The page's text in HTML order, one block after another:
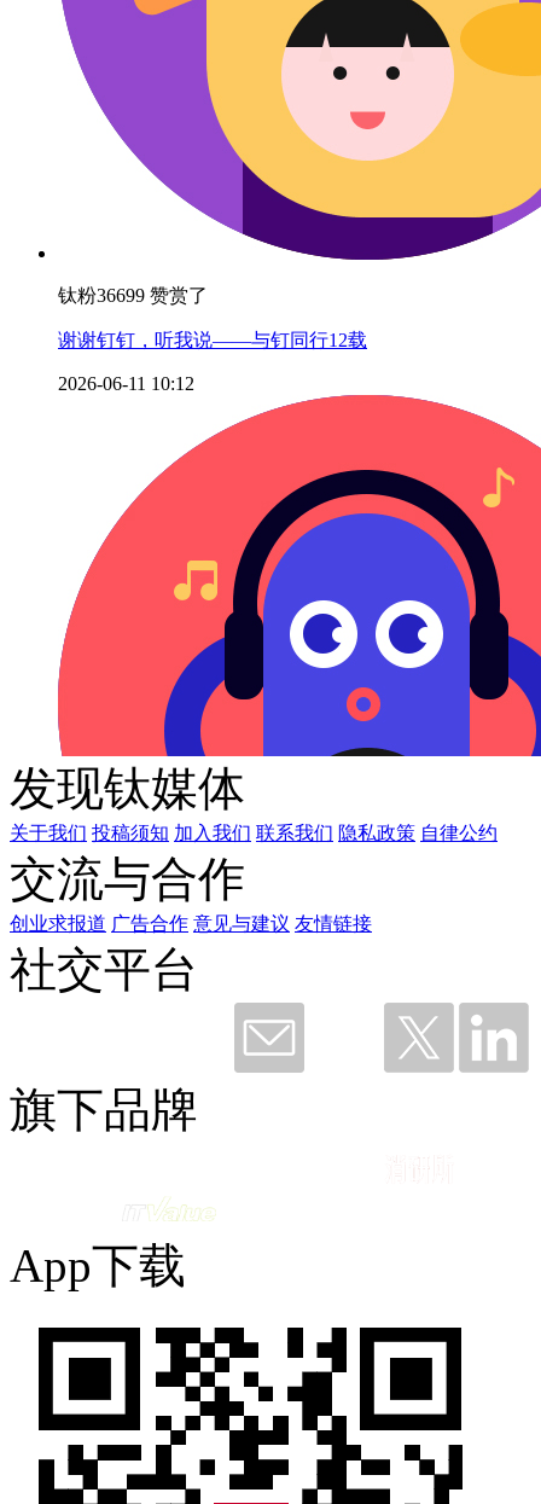
钛粉36699 赞赏了
谢谢钉钉，听我说——与钉同行12载
2026-06-11 10:12
谢谢钉钉，听我说——与钉同行12载
2026-06-11 09:49
发现钛媒体
关于我们 投稿须知 加入我们 联系我们 隐私政策 自律公约
交流与合作
创业求报道 广告合作 意见与建议 友情链接
社交平台
旗下品牌
App下载